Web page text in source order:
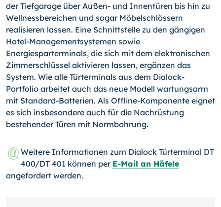
der Tiefgarage über Außen- und Innentüren bis hin zu
Wellnessbereichen und sogar Möbelschlössern
realisieren lassen. Eine Schnittstelle zu den gängigen
Hotel-Managementsystemen sowie
Energiesparterminals, die sich mit dem elektronischen
Zimmerschlüssel aktivieren lassen, ergänzen das
System. Wie alle Türterminals aus dem Dialock-
Portfolio arbeitet auch das neue Modell wartungsarm
mit Standard-Batterien. Als Offline-Komponente eignet
es sich insbesondere auch für die Nachrüstung
bestehender Türen mit Normbohrung.
Weitere Informationen zum Dialock Türterminal DT
400/DT 401 können per E-Mail an Häfele
angefordert werden.